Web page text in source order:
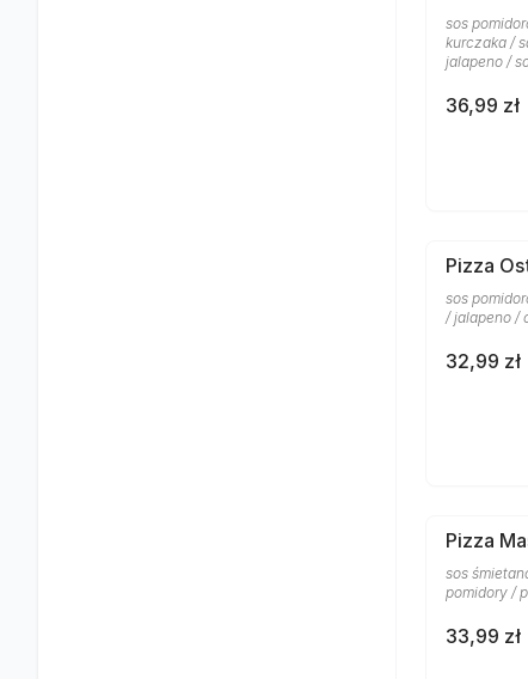
sos
kurczaka /
jalapeno /
36,99 zł
Pizza
sos
/ jalapeno /
32,99 zł
Pizza
sos
pomidory /
33,99 zł